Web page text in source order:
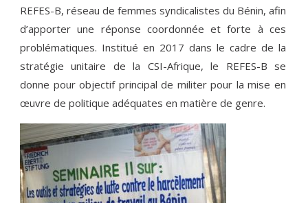
REFES-B, réseau de femmes syndicalistes du Bénin, afin
d’apporter une réponse coordonnée et forte à ces
problématiques. Institué en 2017 dans le cadre de la
stratégie unitaire de la CSI-Afrique, le REFES-B se
donne pour objectif principal de militer pour la mise en
œuvre de politique adéquates en matière de genre.